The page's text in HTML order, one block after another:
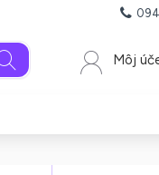
Môj